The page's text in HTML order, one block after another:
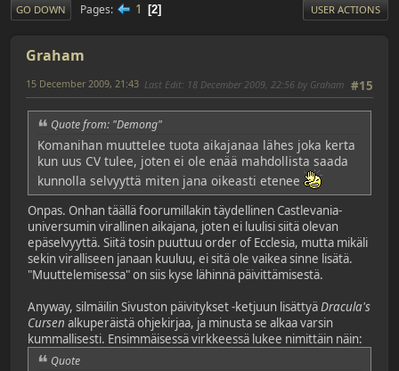
GO DOWN Pages 1 2 USER ACTIONS
Graham
#15
15 December 2009, 21:43 Last Edit: 18 December 2009, 22:56 by Graham
Quote from: "Demong"
Komanihan muuttelee tuota aikajanaa lähes joka kerta
kun uus CV tulee, joten ei ole enää mahdollista saada
kunnolla selvyyttä miten jana oikeasti etenee
Onpas. Onhan täällä foorumillakin täydellinen Castlevania-
universumin virallinen aikajana, joten ei luulisi siitä olevan
epäselvyyttä. Siitä tosin puuttuu order of Ecclesia, mutta mikäli
sekin viralliseen janaan kuuluu, ei sitä ole vaikea sinne lisätä.
"Muuttelemisessa" on siis kyse lähinnä päivittämisestä.
Anyway, silmäilin Sivuston päivitykset -ketjuun lisättyä Dracula's
Cursen alkuperäistä ohjekirjaa, ja minusta se alkaa varsin
kummallisesti. Ensimmäisessä virkkeessä lukee nimittäin näin:
Quote